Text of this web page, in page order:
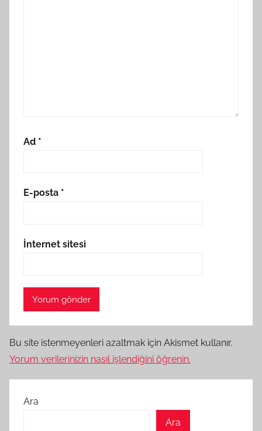
Ad *
E-posta *
İnternet sitesi
Bu site istenmeyenleri azaltmak için Akismet kullanır.
Yorum verilerinizin nasıl işlendiğini öğrenin.
Ara
Ara